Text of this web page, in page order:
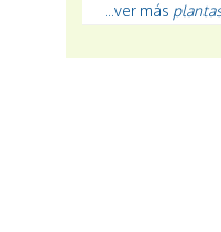
...ver más